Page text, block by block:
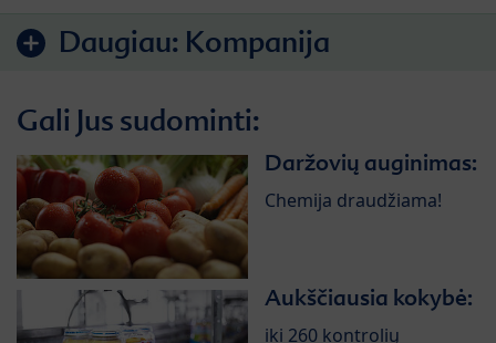
Daugiau: Kompanija
Gali Jus sudominti:
Daržovių auginimas:
Chemija draudžiama!
Aukščiausia kokybė:
iki 260 kontrolių